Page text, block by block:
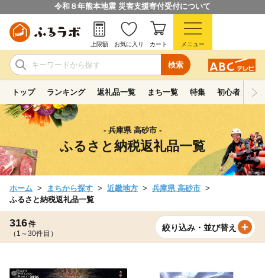
令和８年熊本地震 災害支援寄付受付について
検索
上限額 お気に入り カート メニュー
トップ ランキング 返礼品一覧 まち一覧 特集 初心者ガイド
- 兵庫県 高砂市 -
ふるさと納税返礼品一覧
ホーム まちから探す 近畿地方
兵庫県 高砂市
ふるさと納税返礼品一覧
316件
（1～30件目）
絞り込み・並び替え